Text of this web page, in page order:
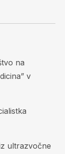
na
v
ultrazvočne